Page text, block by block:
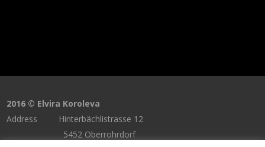
2016 © Elvira Koroleva
Address Hinterbächlistrasse 12
5452 Oberrohrdorf